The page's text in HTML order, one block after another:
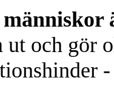
ut och gör